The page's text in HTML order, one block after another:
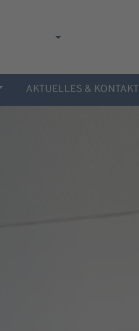
AKTUELLES & KONTAKT